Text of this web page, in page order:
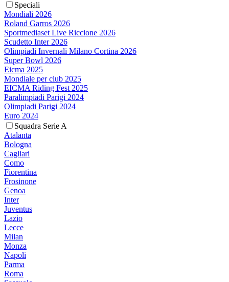
Speciali
Mondiali 2026
Roland Garros 2026
Sportmediaset Live Riccione 2026
Scudetto Inter 2026
Olimpiadi Invernali Milano Cortina 2026
Super Bowl 2026
Eicma 2025
Mondiale per club 2025
EICMA Riding Fest 2025
Paralimpiadi Parigi 2024
Olimpiadi Parigi 2024
Euro 2024
Squadra Serie A
Atalanta
Bologna
Cagliari
Como
Fiorentina
Frosinone
Genoa
Inter
Juventus
Lazio
Lecce
Milan
Monza
Napoli
Parma
Roma